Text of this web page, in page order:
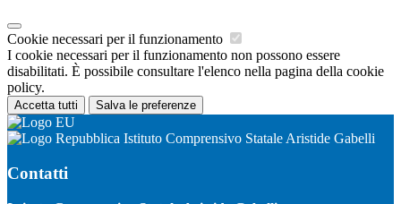
Cookie necessari per il funzionamento
I cookie necessari per il funzionamento non possono essere
disabilitati. È possibile consultare l'elenco nella pagina della cookie
policy.
Accetta tutti Salva le preferenze
Istituto Comprensivo Statale Aristide Gabelli
Contatti